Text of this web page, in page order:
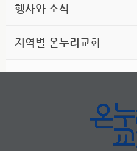
행사와 소식
지역별 온누리교회